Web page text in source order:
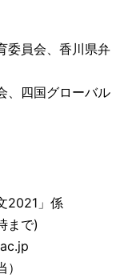
委員会、香川県弁
、四国グローバル
2021」係
まで)